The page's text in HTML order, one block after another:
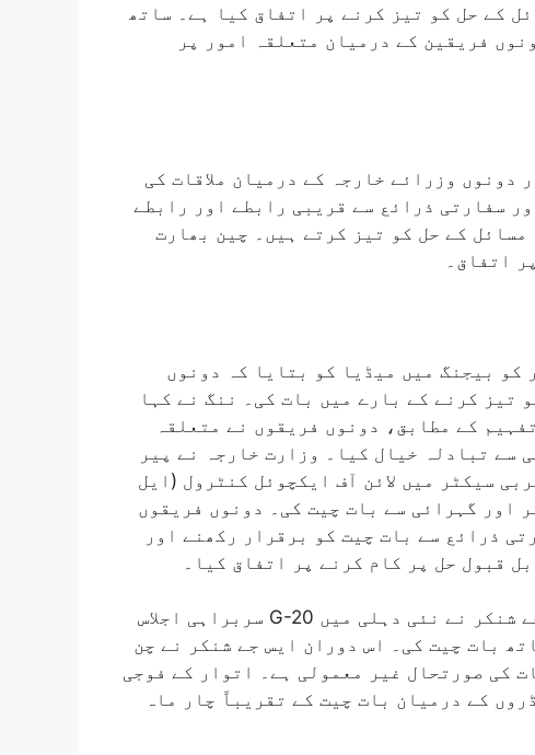
کے حل کو تیز کرنے پر اتفاق کیا ہے۔ ساتھ
فریقین کے درمیان متعلقہ امور پر
دونوں وزرائے خارجہ کے درمیان ملاقات کی
سفارتی ذرائع سے قریبی رابطے اور رابطے
کے حل کو تیز کرتے ہیں۔ چین بھارت
اتفاق۔
کو بیجنگ میں میڈیا کو بتایا کہ دونوں
تیز کرنے کے بارے میں بات کی۔ ننگ نے کہا
کے مطابق، دونوں فریقوں نے متعلقہ
سے تبادلہ خیال کیا۔ وزارت خارجہ نے پیر
سیکٹر میں لائن آف ایکچوئل کنٹرول (ایل
اور گہرائی سے بات چیت کی۔ دونوں فریقوں
ذرائع سے بات چیت کو برقرار رکھنے اور
قبول حل پر کام کرنے پر اتفاق کیا۔
گزشتہ ماہ کی 2 تاریخ کو، وزیر خارجہ ایس جے شنکر نے نئی دہلی میں G-20 سربراہی اجلاس
بات چیت کی۔ اس دوران ایس جے شنکر نے چن
کی صورتحال غیر معمولی ہے۔ اتوار کے فوجی
کے درمیان بات چیت کے تقریباً چار ماہ